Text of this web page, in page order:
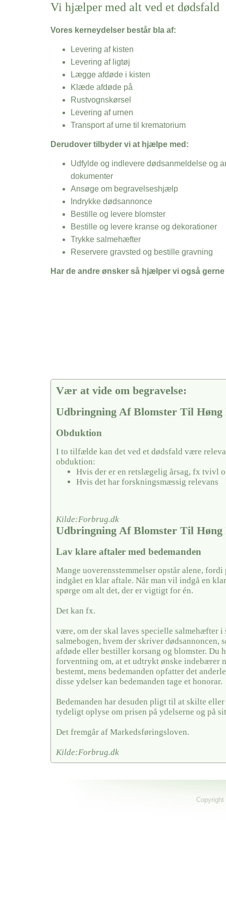
Vi hjælper med alt ved et dødsfald
Vores kerneydelser består bla af:
Levering af kisten
Levering af ligtøj
Lægge afdøde i kisten
Klæde afdøde på
Rustvognskørsel
Levering af urnen
Transport af urne til krematorium
Derudover tilbyder vi at hjælpe med:
Udfylde og indlevere dødsanmeldelse og
dokumenter
Ansøge om begravelseshjælp
Indrykke dødsannonce
Bestille og levere blomster
Bestille og levere kranse og dekorationer
Trykke salmehæfter
Reservere gravsted og bestille gravning
Har de andre ønsker så hjælper vi også gerne
Vær at vide om begravelse:
Udbringning Af Blomster Til
Obduktion
I to tilfælde kan det ved et dødsfald være
obduktion:
Hvis der er en retslægelig årsag, fx tvivl
Hvis det har forskningsmæssig relevans
Kilde:Forbrug.dk
Udbringning Af Blomster Til
Lav klare aftaler med bedemanden
Mange uoverensstemmelser opstår alene,
indgået en klar aftale. Når man vil indgå en
spørge om alt det, der er vigtigt for én.
Det kan fx.
være, om der skal laves specielle salmehæfter i
salmebogen, hvem der skriver
afdøde eller bestiller korsang og blomster. Du
forventning om, at et udtrykt ønske indebærer
bestemt, mens bedemanden opfatter det
disse ydelser kan bedemanden tage et honorar.
Bedemanden har desuden pligt til at skilte eller
tydeligt oplyse om prisen på ydelserne og på
Det fremgår af Markedsføringsloven.
Kilde:Forbrug.dk